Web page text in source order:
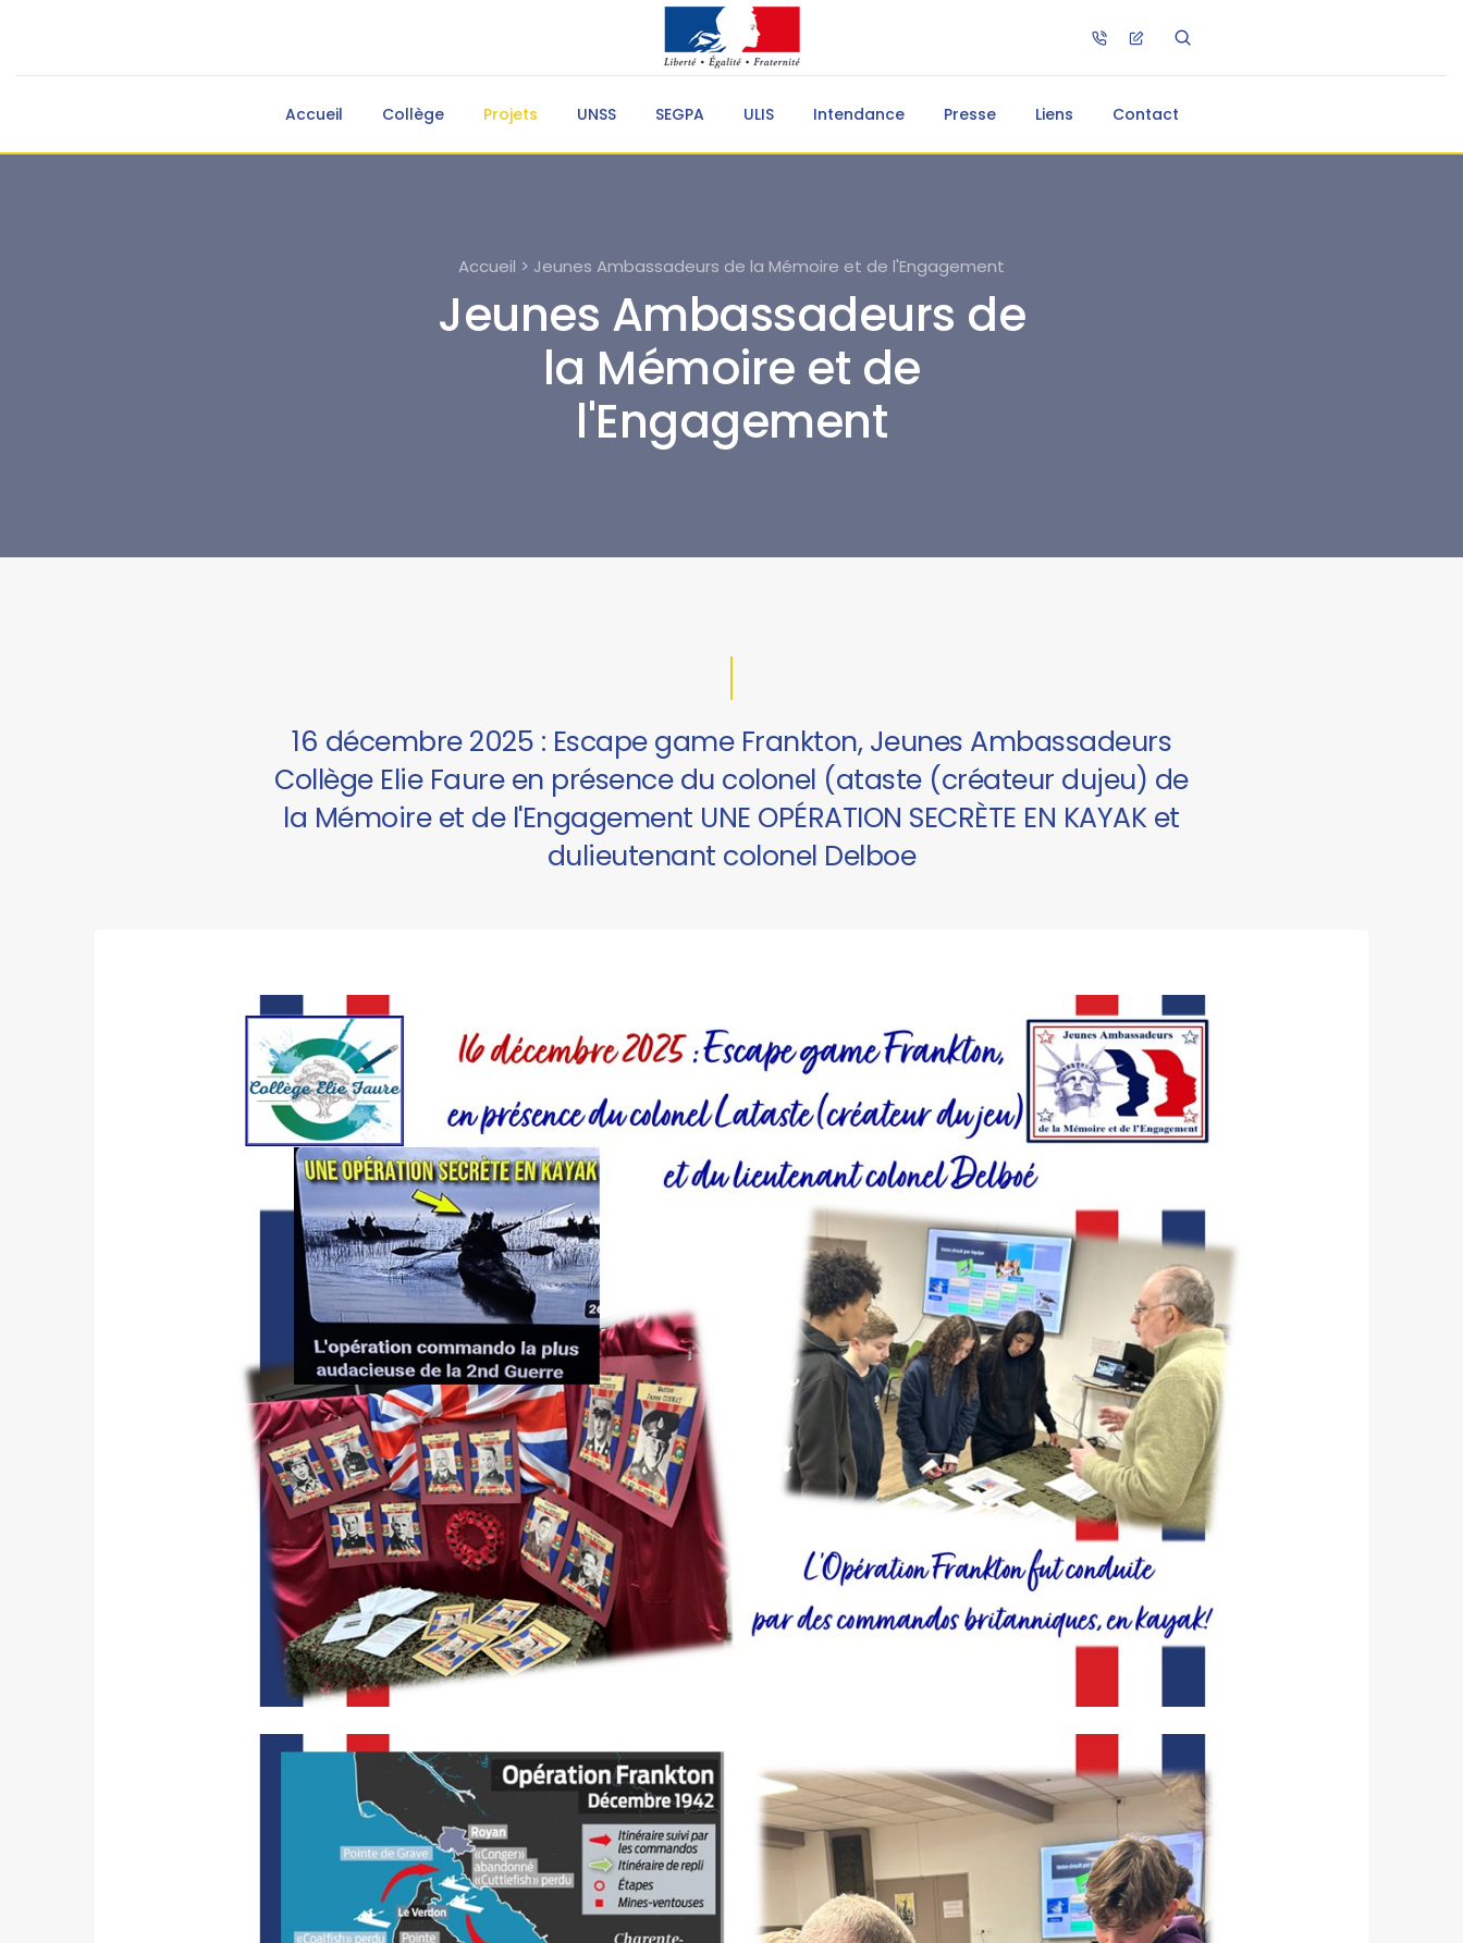
Accueil Collège Projets UNSS SEGPA ULIS Intendance Presse Liens Contact
Accueil > Jeunes Ambassadeurs de la Mémoire et de l'Engagement
Jeunes Ambassadeurs de
la Mémoire et de
l'Engagement
16 décembre 2025 : Escape game Frankton, Jeunes Ambassadeurs
Collège Elie Faure en présence du colonel (ataste (créateur dujeu) de
la Mémoire et de l'Engagement UNE OPÉRATION SECRÈTE EN KAYAK et
dulieutenant colonel Delboe